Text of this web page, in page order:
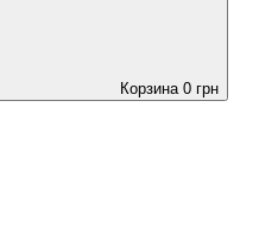
Корзина 0 грн